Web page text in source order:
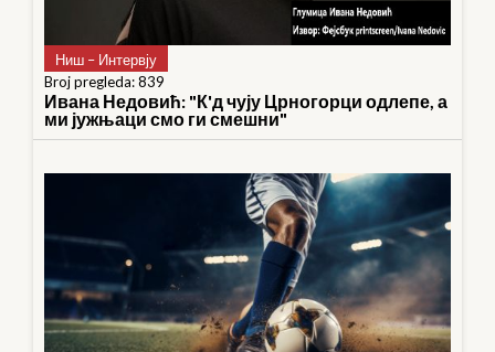
Ниш – Интервју
Broj pregleda: 839
Ивана Недовић: "К'д чују Црногорци одлепе, а
ми јужњаци смо ги смешни"